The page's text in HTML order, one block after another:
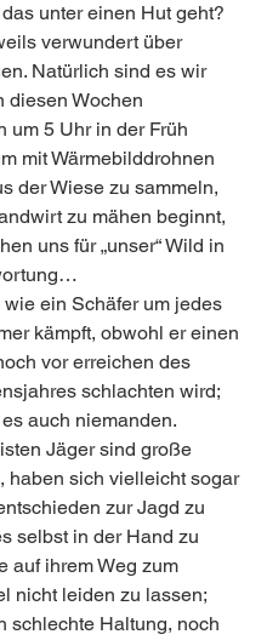
unter einen Hut geht?
verwundert über
Natürlich sind es wir
diesen Wochen
um 5 Uhr in der Früh
mit Wärmebilddrohnen
der Wiese zu sammeln,
zu mähen beginnt,
uns für „unser“ Wild in
ein Schäfer um jedes
kämpft, obwohl er einen
vor erreichen des
schlachten wird;
auch niemanden.
Jäger sind große
haben sich vielleicht sogar
zur Jagd zu
selbst in der Hand zu
auf ihrem Weg zum
nicht leiden zu lassen;
schlechte Haltung, noch